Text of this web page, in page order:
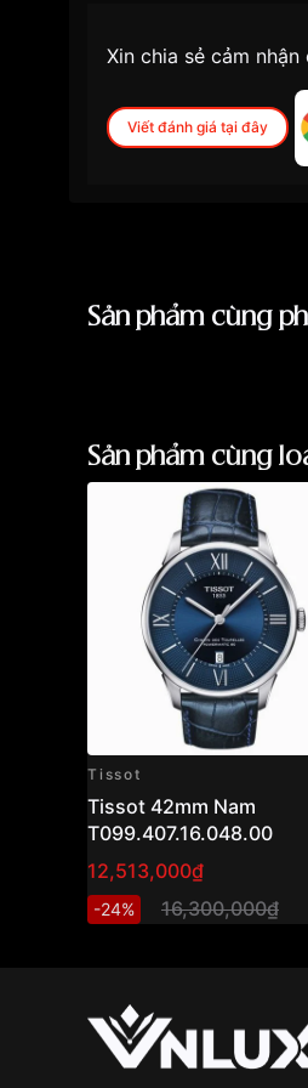
Xin chia sẻ cảm
Viết đánh giá tại đây
Sản phẩm cùng
Sản phẩm cùng
Tissot
Tissot 42mm Nam
T099.407.16.048.00
12,513,000₫
-24% 16,300,000₫